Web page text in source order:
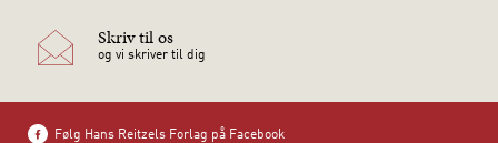
Skriv til os
og vi skriver til dig
Følg Hans Reitzels Forlag på Facebook